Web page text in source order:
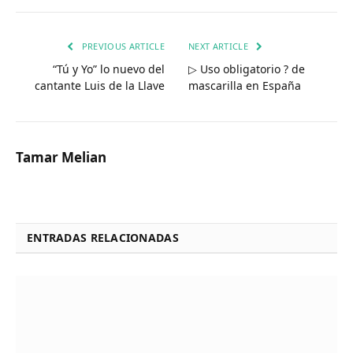
PREVIOUS ARTICLE
“Tú y Yo” lo nuevo del
cantante Luis de la Llave
NEXT ARTICLE
▷ Uso obligatorio ? de
mascarilla en España
Tamar Melian
ENTRADAS RELACIONADAS